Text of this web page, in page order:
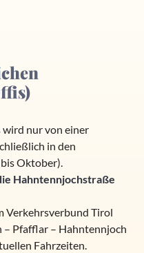
wird nur von einer
in den
Oktober).
Hahntennjochstraße
Verkehrsverbund Tirol
– Pfafflar – Hahntennjoch
Fahrzeiten.